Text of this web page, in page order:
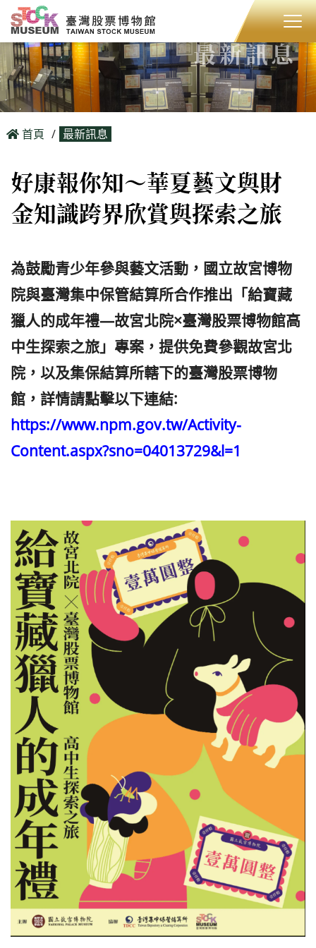
最新訊息
首頁 最新訊息
好康報你知～華夏藝文與財
金知識跨界欣賞與探索之旅
為鼓勵青少年參與藝文活動，國立故宮博物
院與臺灣集中保管結算所合作推出「給寶藏
獵人的成年禮—故宮北院×臺灣股票博物館高
中生探索之旅」專案，提供免費參觀故宮北
院，以及集保結算所轄下的臺灣股票博物
館，詳情請點擊以下連結:
https://www.npm.gov.tw/Activity-
Content.aspx?sno=04013729&l=1